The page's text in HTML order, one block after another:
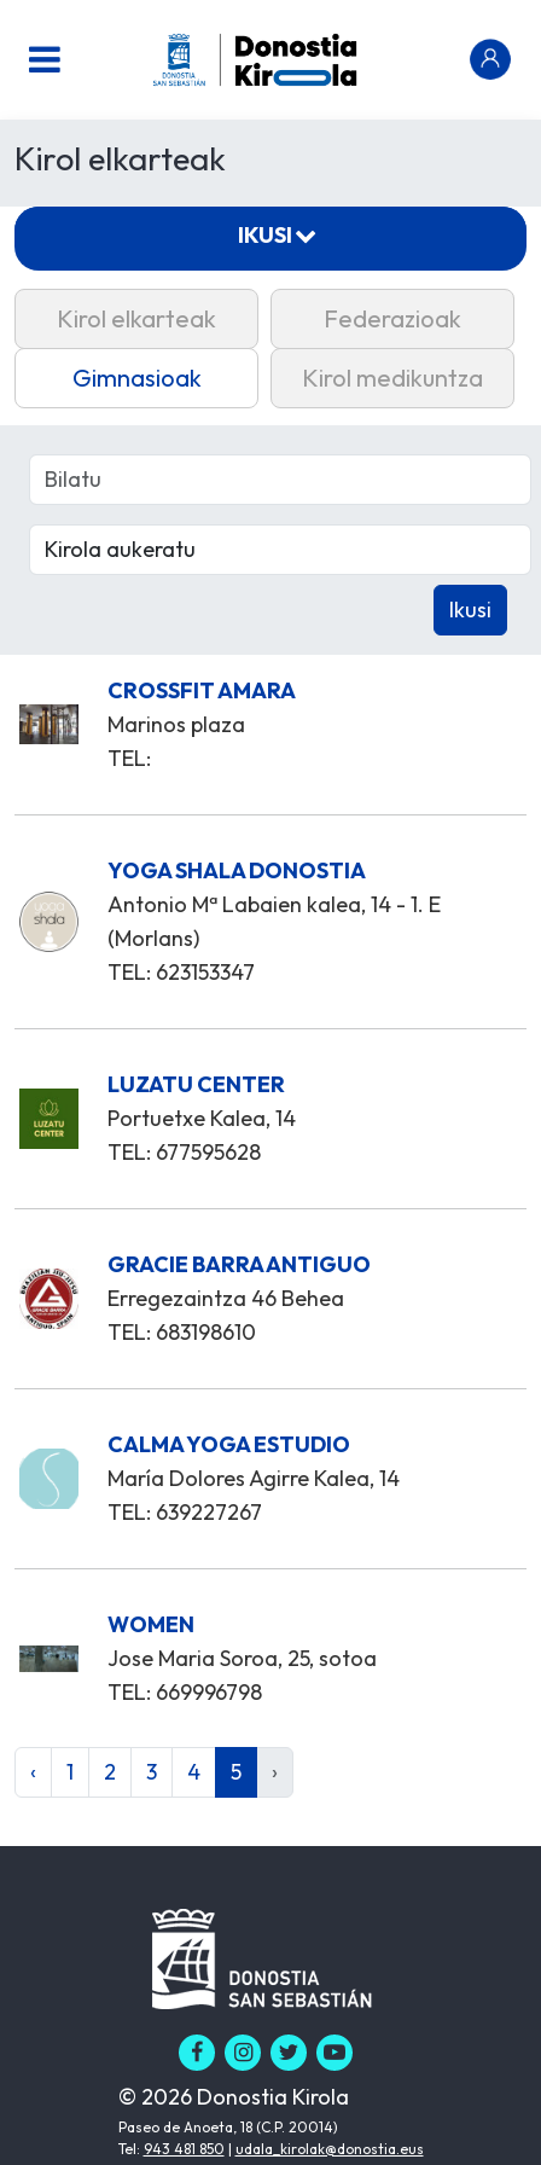
Kirol elkarteak
Kirol elkarteak
Federazioak
Gimnasioak
Kirol medikuntza
CROSSFIT AMARA
Marinos plaza
TEL:
YOGA SHALA DONOSTIA
Antonio Mª Labaien kalea, 14 - 1. E
(Morlans)
TEL: 623153347
LUZATU CENTER
Portuetxe Kalea, 14
TEL: 677595628
GRACIE BARRA ANTIGUO
Erregezaintza 46 Behea
TEL: 683198610
CALMA YOGA ESTUDIO
María Dolores Agirre Kalea, 14
TEL: 639227267
WOMEN
Jose Maria Soroa, 25, sotoa
TEL: 669996798
‹ 1 2 3 4 5 ›
IKUSI
© 2026 Donostia Kirola
Paseo de Anoeta, 18 (C.P. 20014)
Tel: 943 481 850 | udala_kirolak@donostia.eus